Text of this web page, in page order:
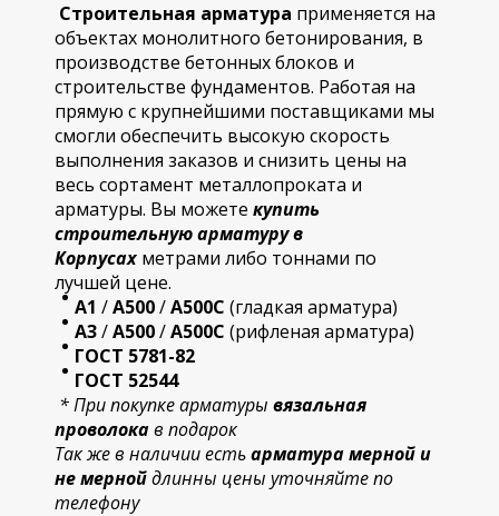
Строительная арматура применяется на
объектах монолитного бетонирования, в
производстве бетонных блоков и
строительстве фундаментов. Работая на
прямую с крупнейшими поставщиками мы
смогли обеспечить высокую скорость
выполнения заказов и снизить цены на
весь сортамент металлопроката и
арматуры. Вы можете купить
строительнуюарматуру в
Корпусах метрами либо тоннами по
лучшей цене.
А1 /А500/А500С (гладкая арматура)
А3/А500/А500С (рифленая арматура)
ГОСТ 5781-82
ГОСТ 52544
* При покупке арматуры вязальная
проволокав подарок
Так же в наличии естьарматура мерной и
не мернойдлинны цены уточняйте по
телефону